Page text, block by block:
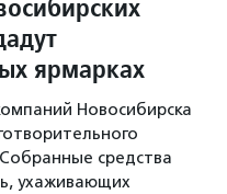
ярмарках
Новосибирска
средства
ухаживающих